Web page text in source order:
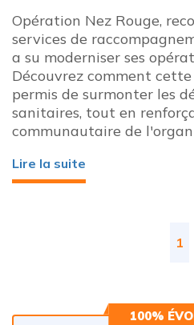
Opération Nez Rouge,
services de
a su moderniser ses
Découvrez comment
permis de surmonter les
sanitaires, tout en
communautaire de
Lire la suite
1
100%